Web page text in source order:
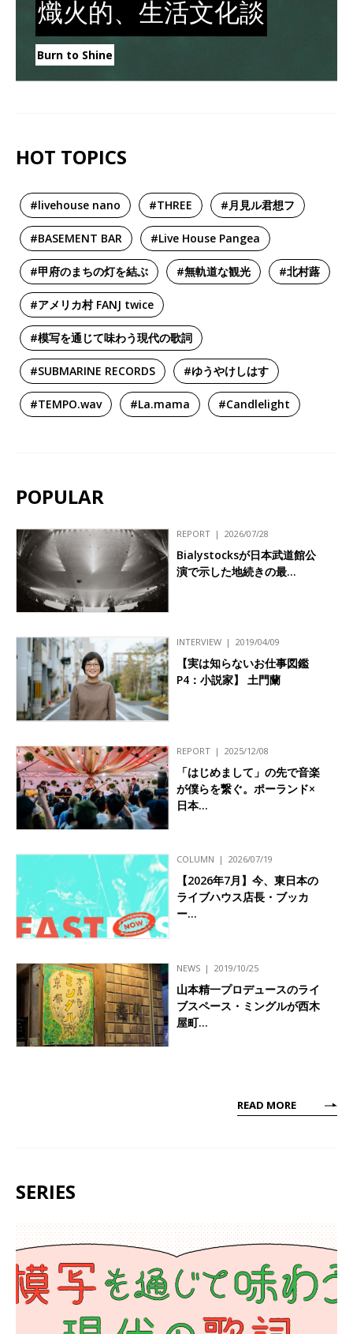
熾火的、生活文化談
Burn to Shine
HOT TOPICS
#livehouse nano #THREE #月見ル君想フ
#BASEMENT BAR #Live House Pangea
#甲府のまちの灯を結ぶ #無軌道な観光 #北村蕗
#アメリカ村 FANJ twice
#模写を通じて味わう現代の歌詞
#SUBMARINE RECORDS #ゆうやけしはす
#TEMPO.wav #La.mama #Candlelight
POPULAR
REPORT 2026/07/28
Bialystocksが日本武道館公
演で示した地続きの最…
INTERVIEW 2019/04/09
【実は知らないお仕事図鑑
P4：小説家】 土門蘭
REPORT 2025/12/08
「はじめまして」の先で音楽
が僕らを繋ぐ。ポーランド×
日本…
COLUMN 2026/07/19
【2026年7月】今、東日本の
ライブハウス店長・ブッカ
ー…
NEWS 2019/10/25
山本精一プロデュースのライ
ブスペース・ミングルが西木
屋町…
READ MORE
SERIES